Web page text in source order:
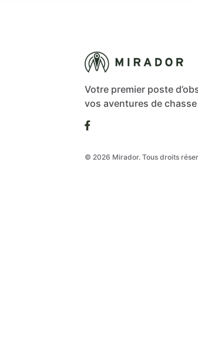
Votre premier poste
vos aventures de
© 2026 Mirador. Tous droits